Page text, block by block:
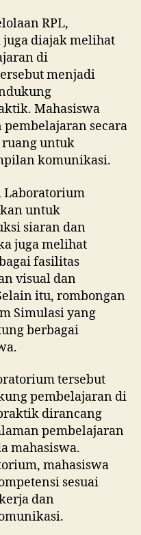
RPL,
diajak melihat
di
menjadi
Mahasiswa
secara
untuk
komunikasi.
Laboratorium
untuk
siaran dan
juga melihat
fasilitas
visual dan
itu, rombongan
Simulasi yang
berbagai
tersebut
pembelajaran di
dirancang
pembelajaran
mahasiswa.
mahasiswa
sesuai
dan